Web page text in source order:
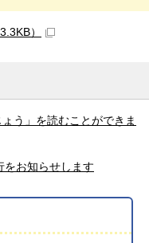
）
う」を読むことができま
をお知らせします